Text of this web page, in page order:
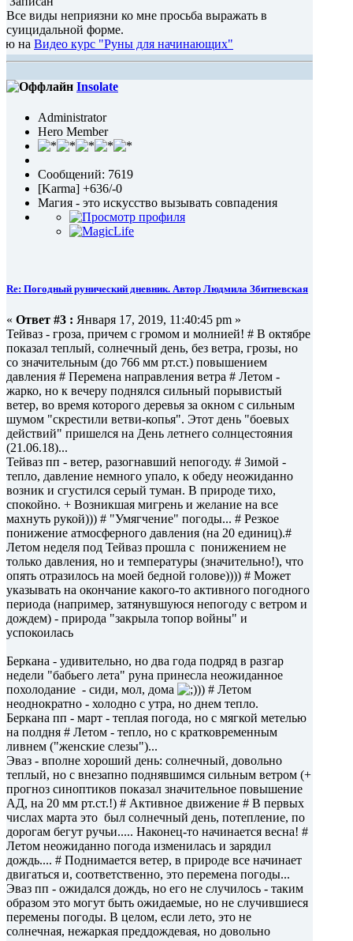
Все виды неприязни ко мне просьба выражать в
суицидальной форме.
курс "Руны для начинающих"
Insolate
Administrator
Hero Member
Сообщений: 7619
[Karma] +636/-0
Магия - это искусство вызывать совпадения
Re: Погодный рунический дневник. Автор Людмила Збитневская
« Ответ #3 : Января 17, 2019, 11:40:45 pm »
Тейваз - гроза, причем с громом и молнией! # В октябре
показал теплый, солнечный день, без ветра, грозы, но
со значительным (до 766 мм рт.ст.) повышением
давления # Перемена направления ветра # Летом -
жарко, но к вечеру поднялся сильный порывистый
ветер, во время которого деревья за окном с сильным
шумом "скрестили ветви-копья". Этот день "боевых
действий" пришелся на День летнего солнцестояния
(21.06.18)...
Тейваз пп - ветер, разогнавший непогоду. # Зимой -
тепло, давление немного упало, к обеду неожиданно
возник и сгустился серый туман. В природе тихо,
спокойно. + Возникшая мигрень и желание на все
махнуть рукой))) # "Умягчение" погоды... # Резкое
понижение атмосферного давления (на 20 единиц).#
Летом неделя под Тейваз прошла с понижением не
только давления, но и температуры (значительно!), что
опять отразилось на моей бедной голове)))) # Может
указывать на окончание какого-то активного погодного
периода (например, затянувшуюся непогоду с ветром и
дождем) - природа "закрыла топор войны" и
успокоилась
Беркана - удивительно, но два года подряд в разгар
недели "бабьего лета" руна принесла неожиданное
похолодание - сиди, мол, дома
)) # Летом
неоднократно - холодно с утра, но днем тепло.
Беркана пп - март - теплая погода, но с мягкой метелью
на полдня # Летом - тепло, но с кратковременным
ливнем ("женские слезы")...
Эваз - вполне хороший день: солнечный, довольно
теплый, но с внезапно поднявшимся сильным ветром (+
прогноз синоптиков показал значительное повышение
АД, на 20 мм рт.ст.!) # Активное движение # В первых
числах марта это был солнечный день, потепление, по
дорогам бегут ручьи..... Наконец-то начинается весна! #
Летом неожиданно погода изменилась и зарядил
дождь.... # Поднимается ветер, в природе все начинает
двигаться и, соответственно, это перемена погоды...
Эваз пп - ожидался дождь, но его не случилось - таким
образом это могут быть ожидаемые, но не случившиеся
перемены погоды. В целом, если лето, это не
солнечная, нежаркая преддождевая, но довольно